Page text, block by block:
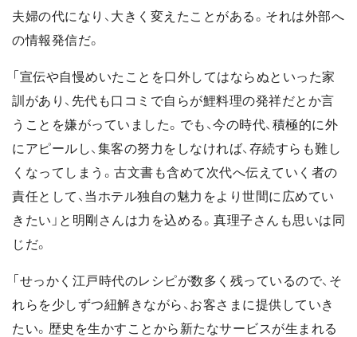
夫婦の代になり、大きく変えたことがある。それは外部へ
の情報発信だ。
「宣伝や自慢めいたことを口外してはならぬといった家
訓があり、先代も口コミで自らが鯉料理の発祥だとか言
うことを嫌がっていました。でも、今の時代、積極的に外
にアピールし、集客の努力をしなければ、存続すらも難し
くなってしまう。古文書も含めて次代へ伝えていく者の
責任として、当ホテル独自の魅力をより世間に広めてい
きたい」と明剛さんは力を込める。真理子さんも思いは同
じだ。
「せっかく江戸時代のレシピが数多く残っているので、そ
れらを少しずつ紐解きながら、お客さまに提供していき
たい。歴史を生かすことから新たなサービスが生まれる